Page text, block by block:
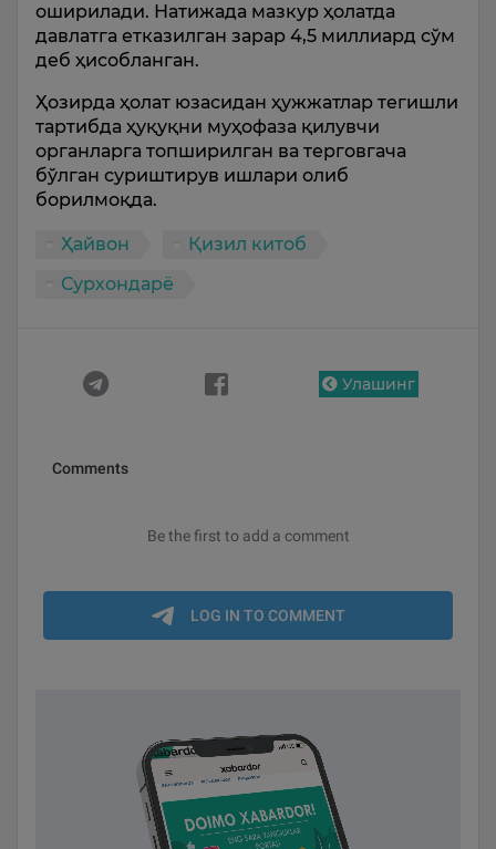
оширилади. Натижада мазкур ҳолатда
давлатга етказилган зарар 4,5 миллиард сўм
деб ҳисобланган.
Ҳозирда ҳолат юзасидан ҳужжатлар тегишли
тартибда ҳуқуқни муҳофаза қилувчи
органларга топширилган ва терговгача
бўлган суриштирув ишлари олиб
борилмоқда.
Ҳайвон
Қизил китоб
Сурхондарё
Улашинг